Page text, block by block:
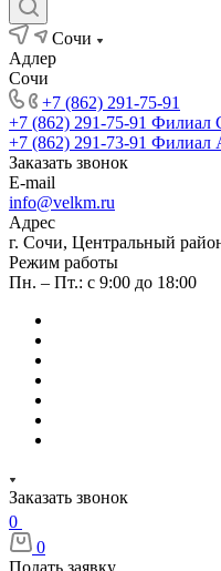
Сочи
Адлер
Сочи
+7 (862) 291-75-91
+7 (862) 291-75-91 Филиал
+7 (862) 291-73-91 Филиал
Заказать звонок
E-mail
info@velkm.ru
Адрес
г. Сочи, Центральный
Режим работы
Пн. – Пт.: с 9:00 до 18:00
Заказать звонок
0
0
Подать заявку